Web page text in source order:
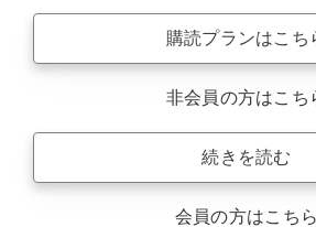
購読プランはこち
非会員の方はこち
続きを読む
会員の方はこちら